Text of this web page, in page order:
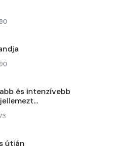
80
90
és intenzívebb
útján